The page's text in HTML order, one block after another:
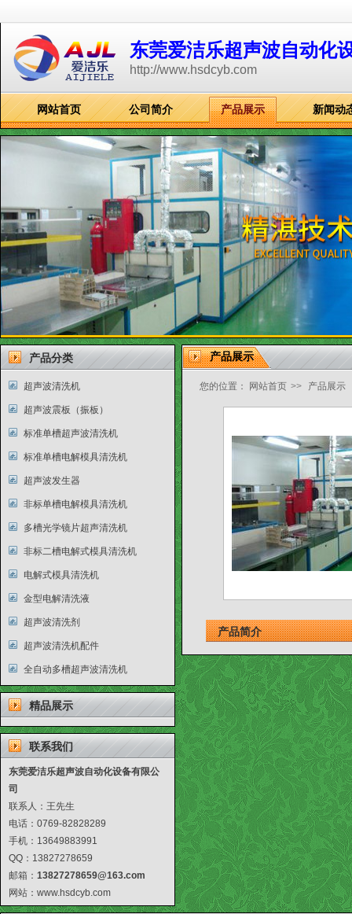
东莞爱洁乐超声波自动化
http://www.hsdcyb.com
网站首页 公司简介 产品展示 新闻动
产品分类
超声波清洗机
超声波震板（振板）
标准单槽超声波清洗机
标准单槽电解模具清洗机
超声波发生器
非标单槽电解模具清洗机
多槽光学镜片超声清洗机
非标二槽电解式模具清洗机
电解式模具清洗机
金型电解清洗液
超声波清洗剂
超声波清洗机配件
全自动多槽超声波清洗机
精品展示
联系我们
东莞爱洁乐超声波自动化设备有限公
司
联系人：王先生
电话：0769-82828289
手机：13649883991
QQ：13827278659
邮箱： 13827278659@163.com
网站： www.hsdcyb.com
产品展示
您的位置： 网站首页 >> 产品展示
产品简介